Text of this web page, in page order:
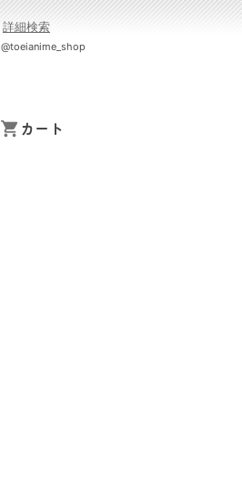
詳細検索
@toeianime_shop
カート